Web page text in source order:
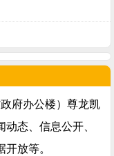
府办公楼）尊龙凯
态、信息公开、
放等。